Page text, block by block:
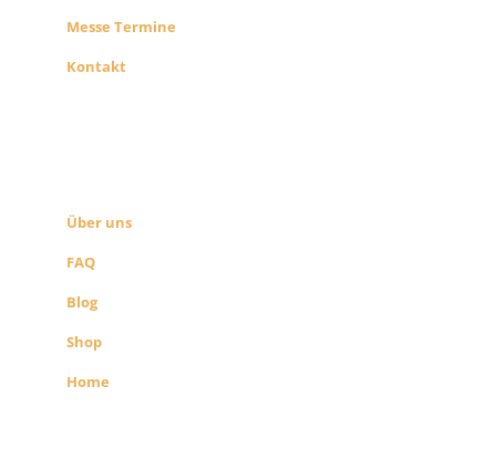
Messe Termine
Kontakt
Über uns
FAQ
Blog
Shop
Home